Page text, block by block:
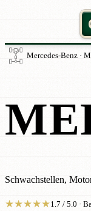
Mercedes-Benz ·
Schwachstellen,
★★★★★1.7 / 5.0 ·